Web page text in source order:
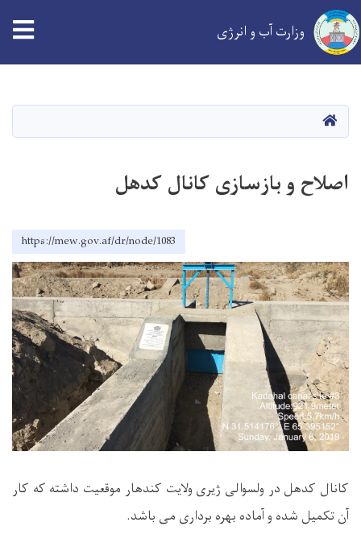
content
وزارت آب و انرژی
خانه
اصلاح و بازسازی کانال کدهل
https://mew.gov.af/dr/node/1083
کانال کدهل در ولسوالی ژیری ولایت کندهار موقعیت داشته که کار
آن تکمیل شده و آماده بهره برداری می باشد.